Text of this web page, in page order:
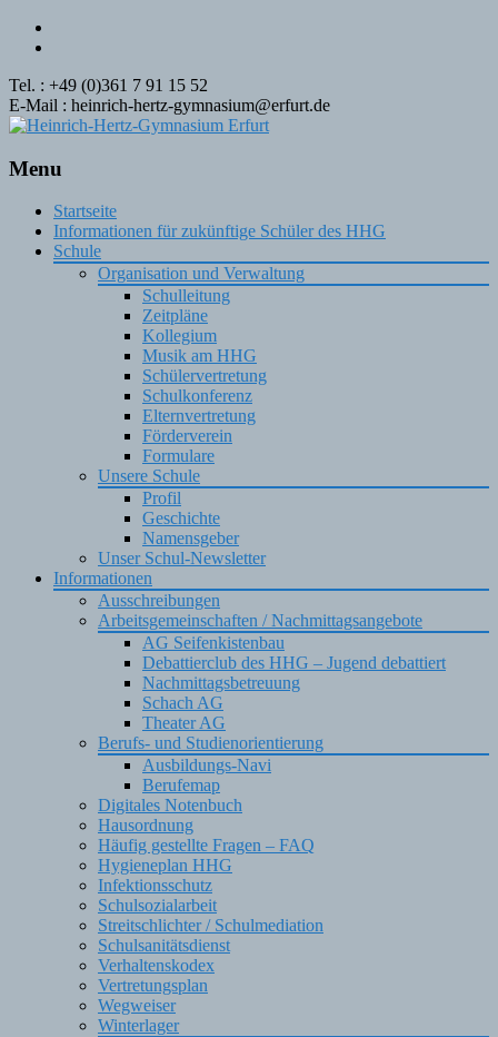
Tel. : +49 (0)361 7 91 15 52
E-Mail : heinrich-hertz-gymnasium@erfurt.de
Menu
Skip
content
Startseite
Informationen für zukünftige Schüler des HHG
Schule
Organisation und Verwaltung
Schulleitung
Zeitpläne
Kollegium
Musik am HHG
Schülervertretung
Schulkonferenz
Elternvertretung
Förderverein
Formulare
Unsere Schule
Profil
Geschichte
Namensgeber
Unser Schul-Newsletter
Informationen
Ausschreibungen
Arbeitsgemeinschaften / Nachmittagsangebote
AG Seifenkistenbau
Debattierclub des HHG – Jugend debattiert
Nachmittagsbetreuung
Schach AG
Theater AG
Berufs- und Studienorientierung
Ausbildungs-Navi
Berufemap
Digitales Notenbuch
Hausordnung
Häufig gestellte Fragen – FAQ
Hygieneplan HHG
Infektionsschutz
Schulsozialarbeit
Streitschlichter / Schulmediation
Schulsanitätsdienst
Verhaltenskodex
Vertretungsplan
Wegweiser
Winterlager